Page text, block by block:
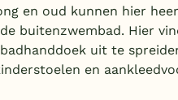
en oud kunnen hier
buitenzwembad. Hier
uit te
en